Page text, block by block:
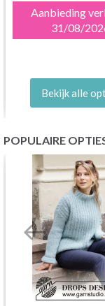
Aanbieding
31/08/
Bekijk alle
POPULAIRE